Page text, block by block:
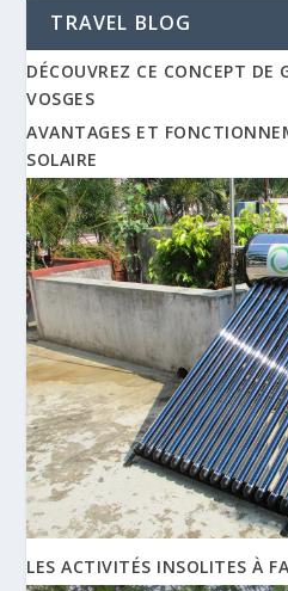
TRAVEL BLOG
DÉCOUVREZ CE CONCEPT DE
VOSGES
AVANTAGES ET
SOLAIRE
LES ACTIVITÉS INSOLITES À